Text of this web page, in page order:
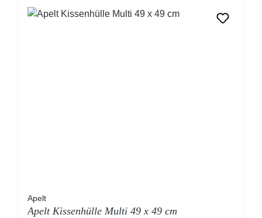
Apelt
Apelt Kissenhülle Multi 49 x 49 cm